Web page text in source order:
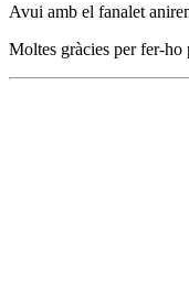
Avui amb el fanalet
Moltes gràcies per fer-ho